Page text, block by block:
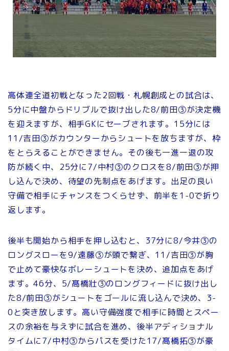
高体連全道初戦となった2回戦・札幌創成との試合は、
5分に中盤からドリブルで抜け出した8/前田③が決定機
を迎えますが、相手GKにセーブされます。15分には
11/吉田③がカウンターからシュートを放ちますが、枠
をとらえることができません。その後も一進一退の攻
防が続く中、25分に7/中村③のクロスを8/前田③が押
し込んで決め、待望の先制点をあげます。出足の良い
守備で相手にチャンスをつくらせず、前半を1-0で折り
返します。
後半も開始から相手を押し込むと、37分に8/今井③の
ロングスローを9/遠藤③が頭で繋ぎ、11/吉田③が胸
で止めて豪快なボレーシュートを決め、追加点をあげ
ます。46分、5/髙橋壯③のロングフィードに抜け出し
た8/前田③がシュートをゴールに流し込んで決め、3-
0と突き放します。高い守備強度で相手に時間とスペー
スの余裕を与えずに試合を進め、後半アディショナル
タイムに7/中村③からパスを受けた17/髙橋拓③が豪